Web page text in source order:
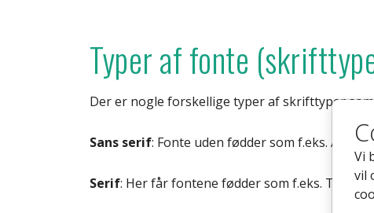
Vi
vil
Typer af fonte
Der er nogle forskellige typer af skrifttyper
Sans serif: Fonte uden fødder som f.eks. Arial
Serif: Her får fontene fødder som f.eks. Times